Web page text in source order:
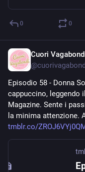
0 0
Cuori
@
Episodio 58 - Donna
cappuccino, leggendo
Magazine. Sente i
la minima attenzione.
tmblr.co/